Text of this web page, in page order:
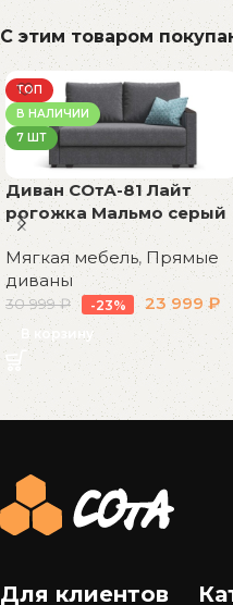
С этим товаром
ТОП
В НАЛИЧИИ
7 ШТ
Диван СОтА-81 Лайт
рогожка Мальмо серый
Мягкая мебель, Прямые
диваны
30 999₽ -23% 23 999₽
В корзину
Read More
Для клиентов